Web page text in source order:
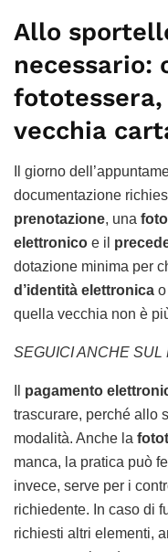
Allo
necessario:
fototessera,
vecchia
Il giorno
documentazione
prenotazione, una
elettronico e il
dotazione minima per
d’identità elettronica
quella vecchia non è
SEGUICI ANCHE SUL
pagamento
trascurare, perché allo
modalità. Anche la
manca, la pratica può
invece, serve per i
richiedente. In caso di
richiesti altri elementi,